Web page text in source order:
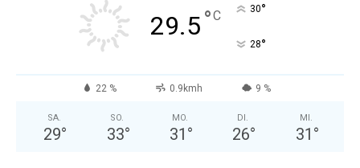
29.5°C 30°
28°
22 % 0.9kmh 9 %
SA.
29°
SO.
33°
MO.
31 °
DI.
26°
MI.
31 °